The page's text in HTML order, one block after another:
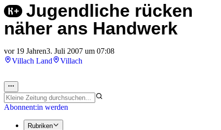
Jugendliche rücken
näher ans Handwerk
vor 19 Jahren3. Juli 2007 um 07:08
Villach Land
Villach
Abonnent:in werden
Rubriken